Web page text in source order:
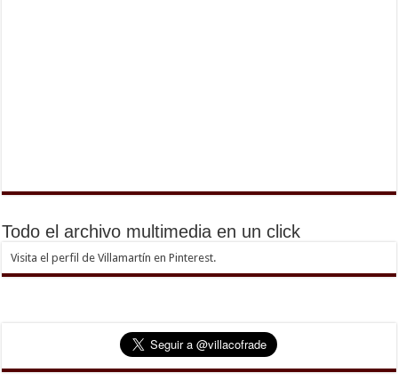
Todo el archivo multimedia en un click
Visita el perfil de Villamartín en Pinterest.